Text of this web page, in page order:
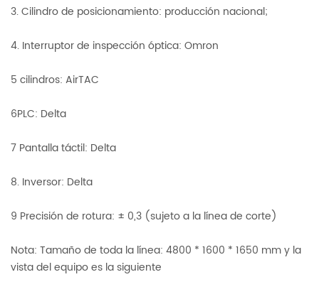
3. Cilindro de posicionamiento: producción nacional;
4. Interruptor de inspección óptica: Omron
5 cilindros: AirTAC
6PLC: Delta
7 Pantalla táctil: Delta
8. Inversor: Delta
9 Precisión de rotura: ± 0,3 (sujeto a la línea de corte)
Nota: Tamaño de toda la línea: 4800 * 1600 * 1650 mm y la
vista del equipo es la siguiente